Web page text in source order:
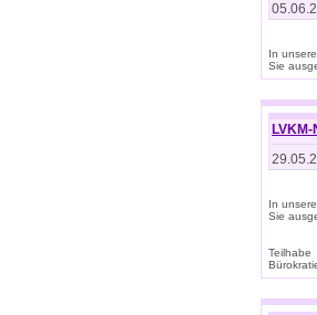
In
Sie
In
Sie
Teilhabe